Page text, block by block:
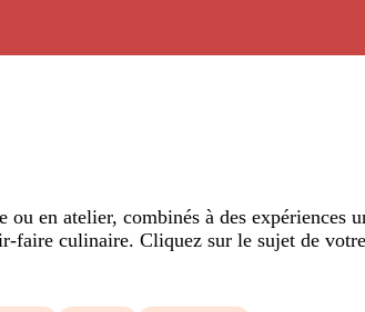
en atelier, combinés à des expériences
faire culinaire. Cliquez sur le sujet de